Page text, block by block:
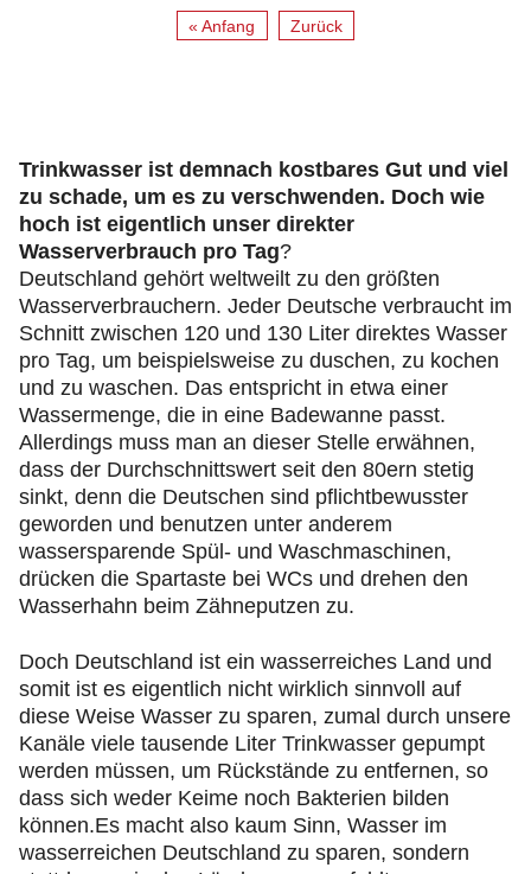
« Anfang Zurück
Trinkwasser ist demnach kostbares Gut und viel
zu schade, um es zu verschwenden. Doch wie
hoch ist eigentlich unser direkter
Wasserverbrauch pro Tag?
Deutschland gehört weltweilt zu den größten
Wasserverbrauchern. Jeder Deutsche verbraucht im
Schnitt zwischen 120 und 130 Liter direktes Wasser
pro Tag, um beispielsweise zu duschen, zu kochen
und zu waschen. Das entspricht in etwa einer
Wassermenge, die in eine Badewanne passt.
Allerdings muss man an dieser Stelle erwähnen,
dass der Durchschnittswert seit den 80ern stetig
sinkt, denn die Deutschen sind pflichtbewusster
geworden und benutzen unter anderem
wassersparende Spül- und Waschmaschinen,
drücken die Spartaste bei WCs und drehen den
Wasserhahn beim Zähneputzen zu.
Doch Deutschland ist ein wasserreiches Land und
somit ist es eigentlich nicht wirklich sinnvoll auf
diese Weise Wasser zu sparen, zumal durch unsere
Kanäle viele tausende Liter Trinkwasser gepumpt
werden müssen, um Rückstände zu entfernen, so
dass sich weder Keime noch Bakterien bilden
können.Es macht also kaum Sinn, Wasser im
wasserreichen Deutschland zu sparen, sondern